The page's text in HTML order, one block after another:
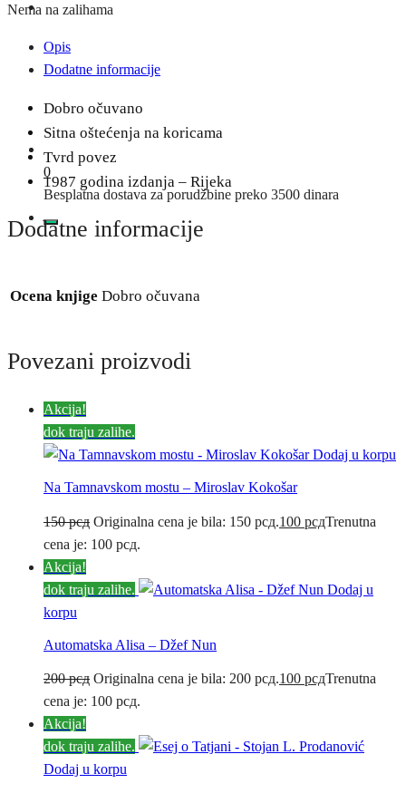
0
Besplatna dostava za porudžbine preko 3500 dinara
Nema na zalihama
Opis
Dodatne informacije
Dobro očuvano
Sitna oštećenja na koricama
Tvrd povez
1987 godina izdanja – Rijeka
Dodatne informacije
Ocena knjige Dobro očuvana
Povezani proizvodi
Akcija!
dok traju zalihe.
Dodaj u korpu
Na Tamnavskom mostu – Miroslav Kokošar
150рсд Originalna cena je bila: 150 рсд.100 рсдTrenutna
cena je: 100 рсд.
Akcija!
dok traju zalihe.
Dodaj u
korpu
Automatska Alisa – Džef Nun
200рсд Originalna cena je bila: 200 рсд.100 рсдTrenutna
cena je: 100 рсд.
Akcija!
dok traju zalihe.
Dodaj u korpu